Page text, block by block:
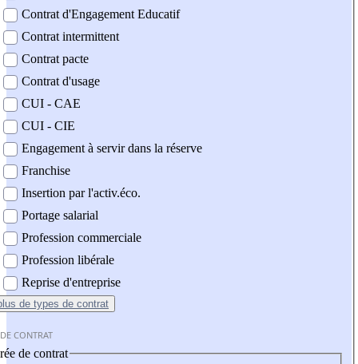
Contrat d'Engagement Educatif
Contrat intermittent
Contrat pacte
Contrat d'usage
CUI - CAE
CUI - CIE
Engagement à servir dans la réserve
Franchise
Insertion par l'activ.éco.
Portage salarial
Profession commerciale
Profession libérale
Reprise d'entreprise
de types de contrat
CONTRAT
de contrat